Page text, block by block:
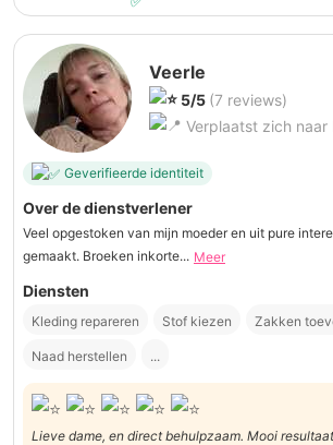
Veerle
5/5 (7 reviews)
Verplaatst zich naar
Geverifieerde identiteit
Over de dienstverlener
Veel opgestoken van mijn moeder en uit pure
gemaakt. Broeken inkorte... Meer
Diensten
Kleding repareren Stof kiezen Zakken
Naad herstellen ...
Lieve dame, en direct behulpzaam. Mooi